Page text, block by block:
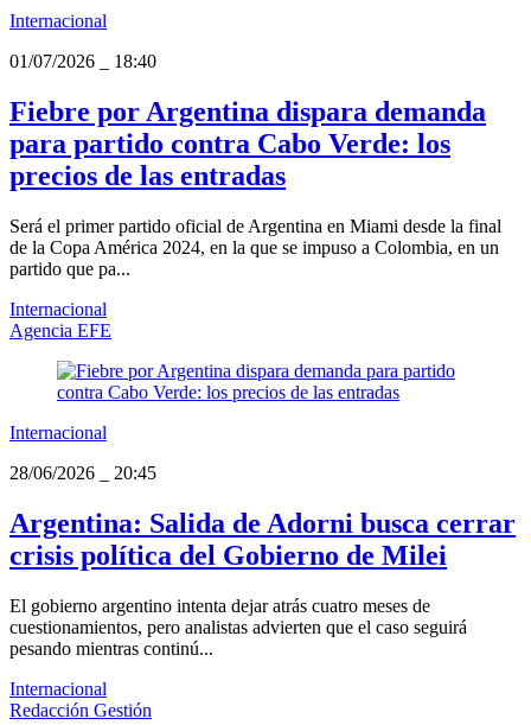
Internacional
01/07/2026
18:40
Fiebre por Argentina dispara demanda
para partido contra Cabo Verde: los
precios de las entradas
Será el primer partido oficial de Argentina en Miami desde la final
de la Copa América 2024, en la que se impuso a Colombia, en un
partido que pa...
Internacional
Agencia EFE
Internacional
28/06/2026
20:45
Argentina: Salida de Adorni busca cerrar
crisis política del Gobierno de Milei
El gobierno argentino intenta dejar atrás cuatro meses de
cuestionamientos, pero analistas advierten que el caso seguirá
pesando mientras continú...
Internacional
Redacción Gestión